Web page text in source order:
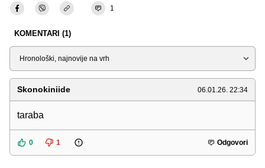
1
KOMENTARI (1)
Sortiraj
Skonokiniide 06.01.26. 22:34
taraba
0 1 Odgovori